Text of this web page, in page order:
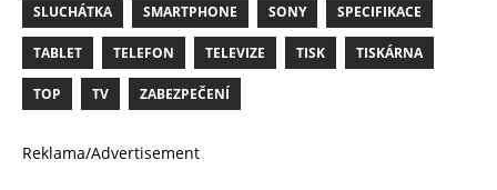
SLUCHÁTKA SMARTPHONE SONY SPECIFIKACE
TABLET TELEFON TELEVIZE TISK TISKÁRNA
TOP TV ZABEZPEČENÍ
Reklama/Advertisement